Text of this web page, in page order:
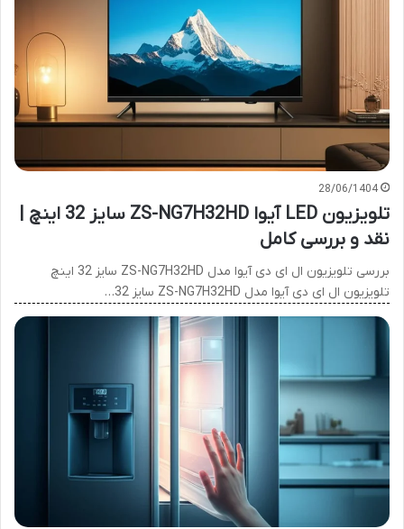
28/06/1404
تلویزیون LED آیوا ZS-NG7H32HD سایز 32 اینچ |
نقد و بررسی کامل
بررسی تلویزیون ال ای دی آیوا مدل ZS-NG7H32HD سایز 32 اینچ
تلویزیون ال ای دی آیوا مدل ZS-NG7H32HD سایز 32…